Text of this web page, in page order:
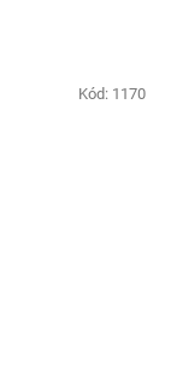
Kód: 1170